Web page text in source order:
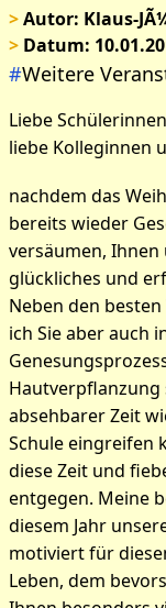
>Autor: Klaus-
> Datum:
#Weitere
Liebe
liebe Kolleginnen
nachdem das
bereits wieder
versäumen,
glückliches und
Neben den
ich Sie aber auch
Hautverpflanzung
absehbarer Zeit
Schule eingreifen
diese Zeit und
entgegen. Meine
diesem Jahr
motiviert für
Leben, dem